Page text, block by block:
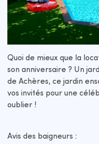
Quoi de mieux que la
son anniversaire ? Un
de Achères, ce jardin
vos invités pour une
oublier !
Avis des baigneurs :